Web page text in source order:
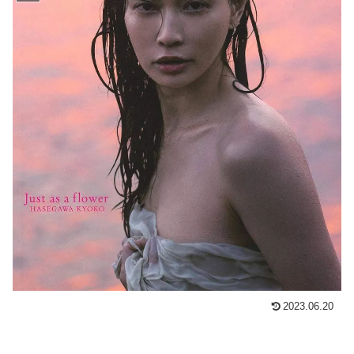
2023.06.20